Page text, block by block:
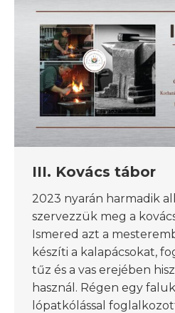
III. Kovács tábor
2023 nyarán harmadik
szervezzük meg a
Ismered azt a
készíti a kalapácsokat,
tűz és a vas erejében
használ. Régen egy
lópatkólással